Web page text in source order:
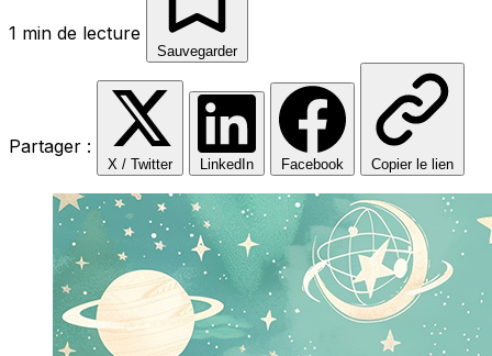
1 min de lecture
Sauvegarder
Partager :
X / Twitter LinkedIn Facebook Copier le lien